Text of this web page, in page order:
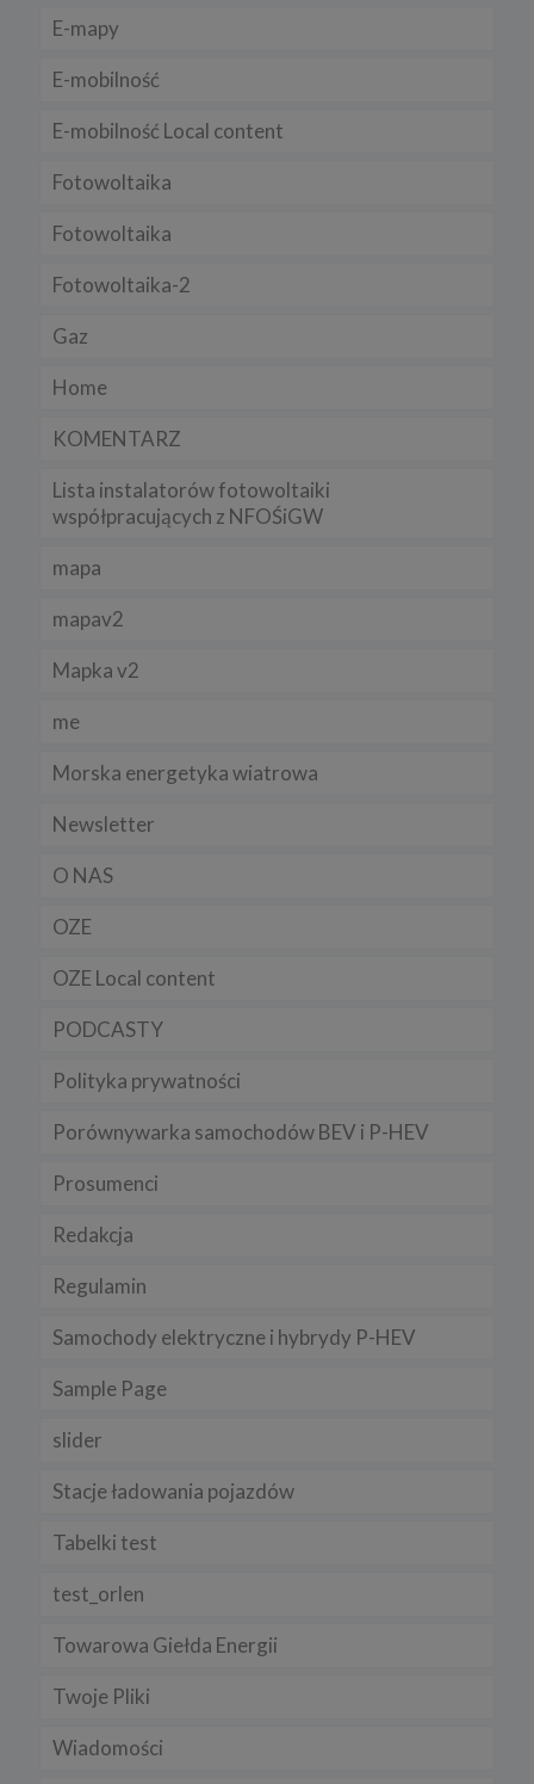
E-mapy
E-mobilność
E-mobilność Local content
Fotowoltaika
Fotowoltaika
Fotowoltaika-2
Gaz
Home
KOMENTARZ
Lista instalatorów fotowoltaiki
współpracujących z NFOŚiGW
mapa
mapav2
Mapka v2
me
Morska energetyka wiatrowa
Newsletter
O NAS
OZE
OZE Local content
PODCASTY
Polityka prywatności
Porównywarka samochodów BEV i P-HEV
Prosumenci
Redakcja
Regulamin
Samochody elektryczne i hybrydy P-HEV
Sample Page
slider
Stacje ładowania pojazdów
Tabelki test
test_orlen
Towarowa Giełda Energii
Twoje Pliki
Wiadomości
Niniejsza Polityka może być co pewien czas aktualizowana poprzez
Regulamin serwisu